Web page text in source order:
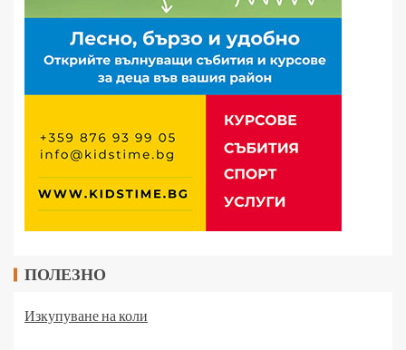
ПОЛЕЗНО
Изкупуване на коли